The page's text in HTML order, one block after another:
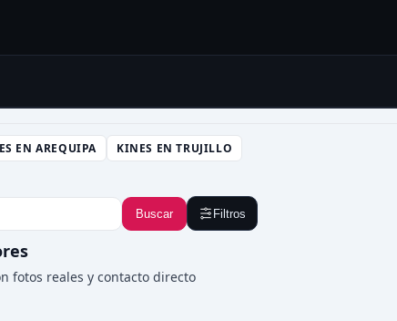
EN AREQUIPA KINES EN TRUJILLO
Buscar Filtros
fotos reales y contacto directo